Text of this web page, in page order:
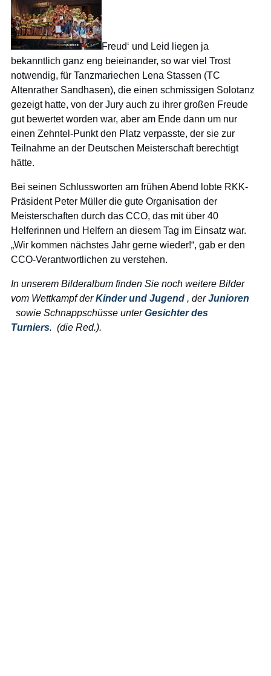
Freud‘ und Leid liegen ja
bekanntlich ganz eng beieinander, so war viel Trost
notwendig, für Tanzmariechen Lena Stassen (TC
Altenrather Sandhasen), die einen schmissigen Solotanz
gezeigt hatte, von der Jury auch zu ihrer großen Freude
gut bewertet worden war, aber am Ende dann um nur
einen Zehntel-Punkt den Platz verpasste, der sie zur
Teilnahme an der Deutschen Meisterschaft berechtigt
hätte.
Bei seinen Schlussworten am frühen Abend lobte RKK-
Präsident Peter Müller die gute Organisation der
Meisterschaften durch das CCO, das mit über 40
Helferinnen und Helfern an diesem Tag im Einsatz war.
„Wir kommen nächstes Jahr gerne wieder!“, gab er den
CCO-Verantwortlichen zu verstehen.
In unserem Bilderalbum finden Sie noch weitere Bilder
vom Wettkampf derKinder und Jugend , derJunioren
sowie Schnappschüsse unterGesichter des
Turniers. (die Red.).